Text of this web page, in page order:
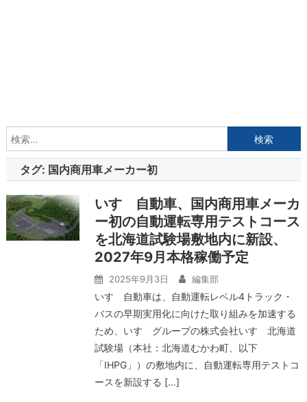
索:
タグ: 国内商用車メーカー初
いすゞ自動車、国内商用車メーカ
ー初の自動運転専用テストコース
を北海道試験場敷地内に新設、
2027年9月本格稼働予定
2025年9月3日 編集部
いすゞ自動車は、自動運転レベル4トラック・
バスの早期実用化に向けた取り組みを加速する
ため、いすゞグループの株式会社いすゞ北海道
試験場（本社：北海道むかわ町、以下
「IHPG」）の敷地内に、自動運転専用テストコ
ースを新設する […]